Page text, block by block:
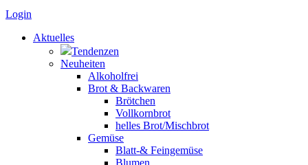
Login
Aktuelles
Tendenzen
Neuheiten
Alkoholfrei
Brot & Backwaren
Brötchen
Vollkornbrot
helles Brot/Mischbrot
Gemüse
Blatt-& Feingemüse
Blumen